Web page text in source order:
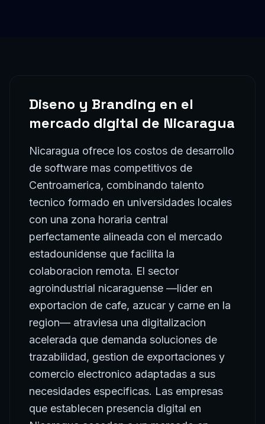
Diseno y Branding en el
mercado digital de Nicaragua
Nicaragua ofrece los costos de desarrollo
de software mas competitivos de
Centroamerica, combinando talento
tecnico formado en universidades locales
con una zona horaria central
perfectamente alineada con el mercado
estadounidense que facilita la
colaboracion remota. El sector
agroindustrial nicaraguense —lider en
exportacion de cafe, azucar y carne en la
region— atraviesa una digitalizacion
acelerada que demanda soluciones de
trazabilidad, gestion de exportaciones y
comercio electronico adaptadas a sus
necesidades especificas. Las empresas
que establecen presencia digital en